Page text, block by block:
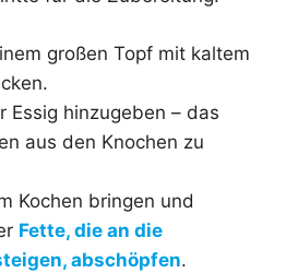
großen Topf mit kaltem
Essig hinzugeben – das
aus den Knochen zu
Kochen bringen und
Fette, die an die
abschöpfen.